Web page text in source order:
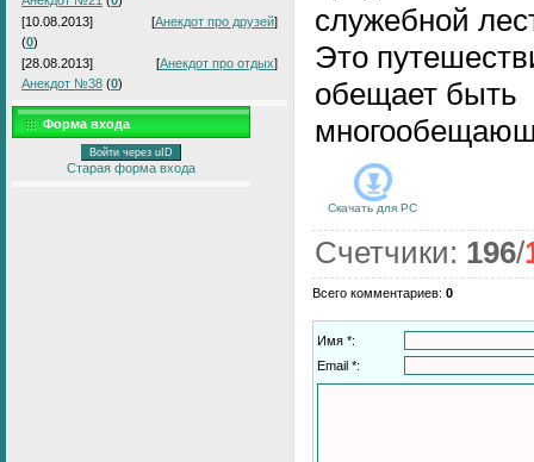
[10.08.2013]
[Анекдот про друзей]
(0)
[28.08.2013]
[Анекдот про отдых]
Анекдот №38 (0)
Форма входа
Войти через uID
Старая форма входа
служебной
Это
обещает быть
Скачать для PC
Счетчики: 196/
Всего комментариев: 0
Имя *:
Email *: